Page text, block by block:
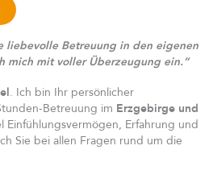
liebevolle Betreuung in den eigenen
mich mit voller Überzeugung ein.“
. Ich bin Ihr persönlicher
Betreuung im Erzgebirge und
Einfühlungsvermögen, Erfahrung und
Sie bei allen Fragen rund um die